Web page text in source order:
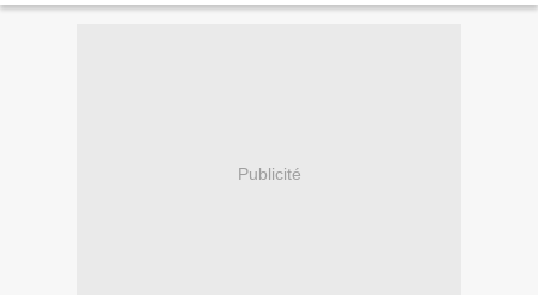
Publicité